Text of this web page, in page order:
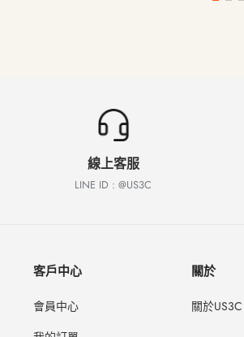
線上客服
LINE ID : @US3C
客戶中心
會員中心
關於
關於US3C